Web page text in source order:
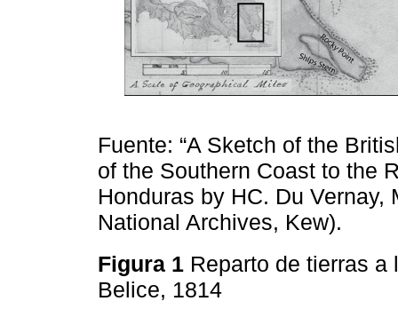
Fuente: “A Sketch of the
of the Southern Coast to the
Honduras by HC. Du Vernay,
National Archives, Kew).
Figura 1 Reparto de tierras
Belice, 1814